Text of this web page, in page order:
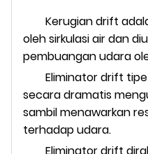
Kerugian drift
oleh sirkulasi air dan
pembuangan udara
Eliminator drift tipe
secara dramatis
sambil menawarkan
terhadap udara.